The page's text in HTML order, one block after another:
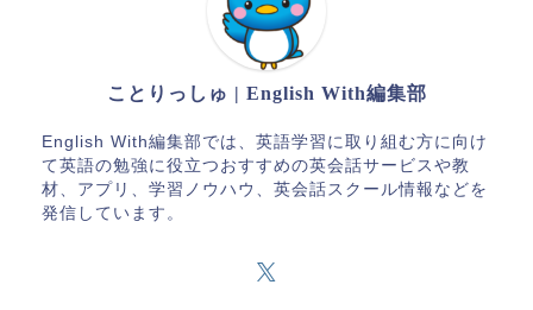
ことりっしゅ | English With編集部
English With編集部では、英語学習に取り組む方に向け
て英語の勉強に役立つおすすめの英会話サービスや教
材、アプリ、学習ノウハウ、英会話スクール情報などを
発信しています。